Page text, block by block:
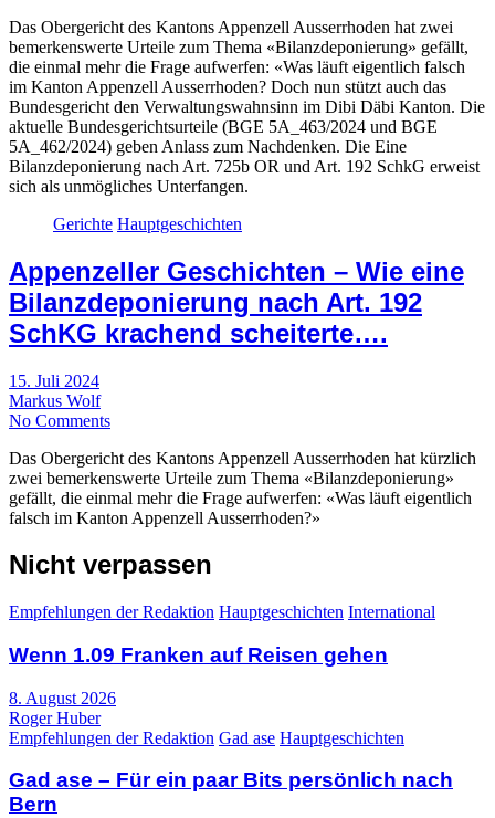
Das Obergericht des Kantons Appenzell Ausserrhoden hat zwei
bemerkenswerte Urteile zum Thema «Bilanzdeponierung» gefällt,
die einmal mehr die Frage aufwerfen: «Was läuft eigentlich falsch
im Kanton Appenzell Ausserrhoden? Doch nun stützt auch das
Bundesgericht den Verwaltungswahnsinn im Dibi Däbi Kanton. Die
aktuelle Bundesgerichtsurteile (BGE 5A_463/2024 und BGE
5A_462/2024) geben Anlass zum Nachdenken. Die Eine
Bilanzdeponierung nach Art. 725b OR und Art. 192 SchkG erweist
sich als unmögliches Unterfangen.
Gerichte Hauptgeschichten
Appenzeller Geschichten – Wie eine
Bilanzdeponierung nach Art. 192
SchKG krachend scheiterte….
15. Juli 2024
Markus Wolf
No Comments
Das Obergericht des Kantons Appenzell Ausserrhoden hat kürzlich
zwei bemerkenswerte Urteile zum Thema «Bilanzdeponierung»
gefällt, die einmal mehr die Frage aufwerfen: «Was läuft eigentlich
falsch im Kanton Appenzell Ausserrhoden?»
Nicht verpassen
Empfehlungen der Redaktion Hauptgeschichten International
Wenn 1.09 Franken auf Reisen gehen
8. August 2026
Roger Huber
Empfehlungen der Redaktion Gad ase Hauptgeschichten
Gad ase – Für ein paar Bits persönlich nach
Bern